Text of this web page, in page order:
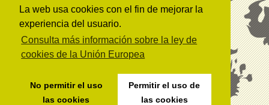
La web usa cookies con el fin de mejorar la
experiencia del usuario.
Consulta más información sobre la ley de
cookies de la Unión Europea
No permitir el uso
las cookies
Permitir el uso de
las cookies